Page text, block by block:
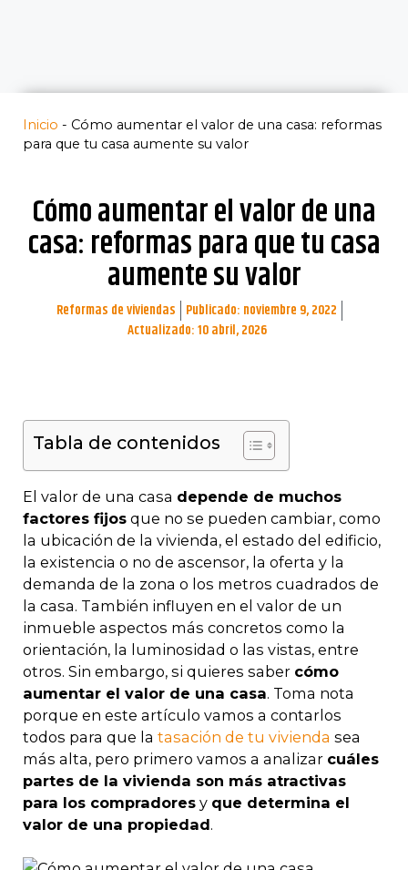
Inicio - Cómo aumentar el valor de una casa: reformas
para que tu casa aumente su valor
Cómo aumentar el valor de una
casa: reformas para que tu casa
aumente su valor
Reformas de viviendas Publicado: noviembre 9, 2022
Actualizado: 10 abril, 2026
Tabla de contenidos
El valor de una casa depende de muchos
factores fijos que no se pueden cambiar, como
la ubicación de la vivienda, el estado del edificio,
la existencia o no de ascensor, la oferta y la
demanda de la zona o los metros cuadrados de
la casa. También influyen en el valor de un
inmueble aspectos más concretos como la
orientación, la luminosidad o las vistas, entre
otros. Sin embargo, si quieres saber cómo
aumentar el valor de una casa. Toma nota
porque en este artículo vamos a contarlos
todos para que la tasación de tu vivienda sea
más alta, pero primero vamos a analizar cuáles
partes de la vivienda son más atractivas
para los compradores y que determina el
valor de una propiedad.